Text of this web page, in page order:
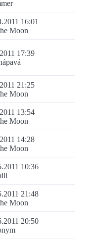
16:01
Moon
17:39
21:25
Moon
13:54
Moon
14:28
Moon
10:36
21:48
Moon
20:50